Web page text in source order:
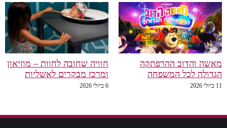
מאשה והדוב ההרפתקה
הגדולה לכל המשפחה
11 ביולי 2026
חוויה שחובה לחוות – מוזיאון
ומרכז מבקרים לאשליות
6 ביולי 2026